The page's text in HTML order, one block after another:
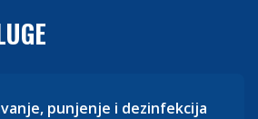
punjenje i dezinfekcija